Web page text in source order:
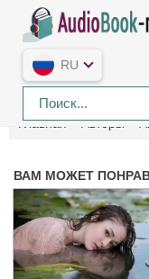
RU
Главная Авторы